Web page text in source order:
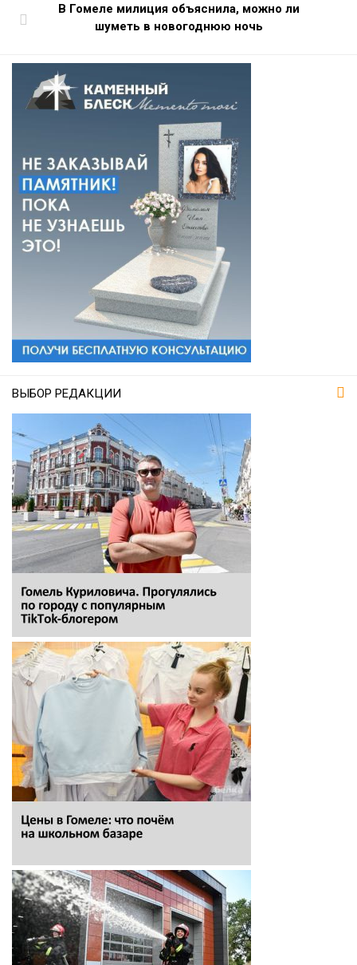
В Гомеле милиция объяснила, можно ли
шуметь в новогоднюю ночь
ВЫБОР РЕДАКЦИИ